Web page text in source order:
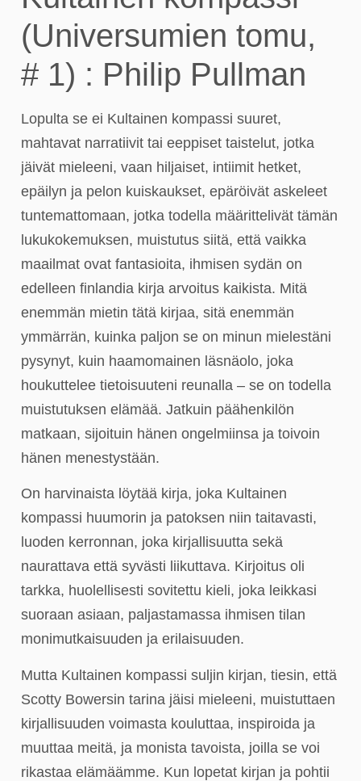
(Universumien tomu,
# 1) : Philip Pullman
Lopulta se ei Kultainen kompassi suuret,
mahtavat narratiivit tai eeppiset taistelut, jotka
jäivät mieleeni, vaan hiljaiset, intiimit hetket,
epäilyn ja pelon kuiskaukset, epäröivät askeleet
tuntemattomaan, jotka todella määrittelivät tämän
lukukokemuksen, muistutus siitä, että vaikka
maailmat ovat fantasioita, ihmisen sydän on
edelleen finlandia kirja​ arvoitus kaikista. Mitä
enemmän mietin tätä kirjaa, sitä enemmän
ymmärrän, kuinka paljon se on minun mielestäni
pysynyt, kuin haamomainen läsnäolo, joka
houkuttelee tietoisuuteni reunalla – se on todella
muistutuksen elämää. Jatkuin päähenkilön
matkaan, sijoituin hänen ongelmiinsa ja toivoin
hänen menestystään.
On harvinaista löytää kirja, joka Kultainen
kompassi huumorin ja patoksen niin taitavasti,
luoden kerronnan, joka kirjallisuutta sekä
naurattava että syvästi liikuttava. Kirjoitus oli
tarkka, huolellisesti sovitettu kieli, joka leikkasi
suoraan asiaan, paljastamassa ihmisen tilan
monimutkaisuuden ja erilaisuuden.
Mutta Kultainen kompassi suljin kirjan, tiesin, että
Scotty Bowersin tarina jäisi mieleeni, muistuttaen
kirjallisuuden voimasta kouluttaa, inspiroida ja
muuttaa meitä, ja monista tavoista, joilla se voi
rikastaa elämäämme. Kun lopetat kirjan ja pohtii